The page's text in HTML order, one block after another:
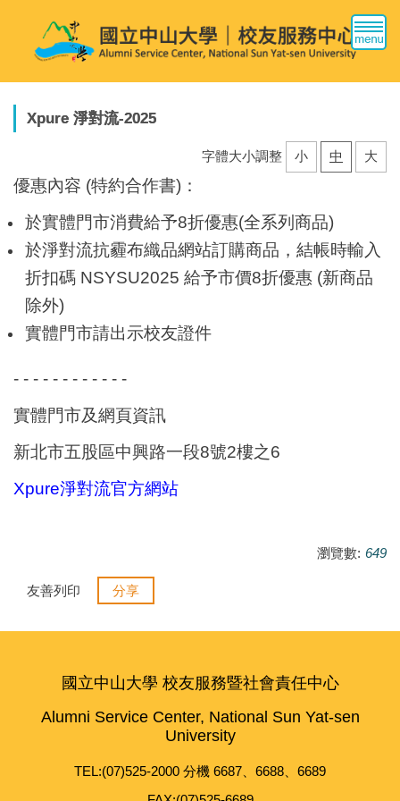
區
Xpure 淨對流-2025
字體大小調整 小 中 大
優惠內容 (特約合作書)：
於實體門市消費給予8折優惠(全系列商品)
於淨對流抗霾布織品網站訂購商品，結帳時輸入
折扣碼 NSYSU2025 給予市價8折優惠 (新商品
除外)
實體門市請出示校友證件
- - - - - - - - - - - -
實體門市及網頁資訊
新北市五股區中興路一段8號2樓之6
Xpure淨對流官方網站
瀏覽數: 649
友善列印 分享
國立中山大學 校友服務暨社會責任中心
Alumni Service Center, National Sun Yat-sen
University
TEL:(07)525-2000 分機 6687、6688、6689